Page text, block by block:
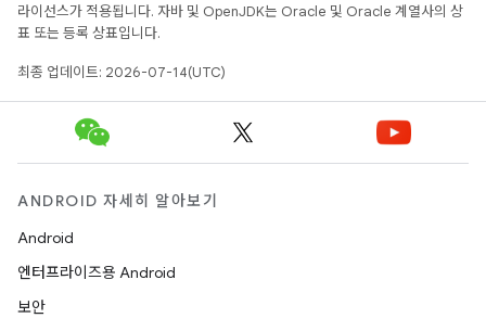
라이선스가 적용됩니다. 자바 및 OpenJDK는 Oracle 및 Oracle 계열사의 상
표 또는 등록 상표입니다.
최종 업데이트: 2026-07-14(UTC)
ANDROID 자세히 알아보기
Android
엔터프라이즈용 Android
보안